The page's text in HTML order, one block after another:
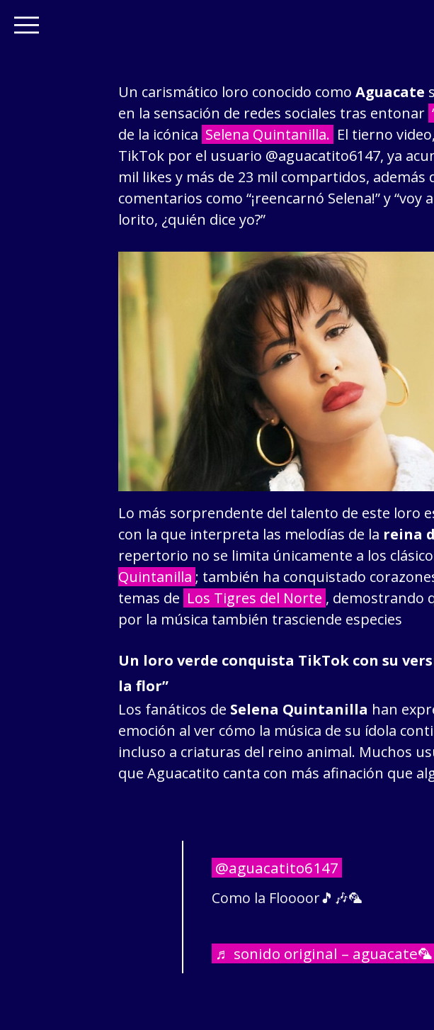
Un carismático loro conocido como Aguacate
en la sensación de redes sociales tras entonar
de la icónica Selena Quintanilla. El tierno
TikTok por el usuario @aguacatito6147, ya
mil likes y más de 23 mil compartidos, además
comentarios como “¡reencarnó Selena!” y “voy
lorito, ¿quién dice yo?”
Lo más sorprendente del talento de este loro
con la que interpreta las melodías de la reina
repertorio no se limita únicamente a los
Quintanilla ; también ha conquistado
temas de Los Tigres del Norte , demostrando
por la música también trasciende especies
Un loro verde conquista TikTok con su
la flor”
Los fanáticos de Selena Quintanilla han
emoción al ver cómo la música de su ídola
incluso a criaturas del reino animal. Muchos
que Aguacatito canta con más afinación que
@aguacatito6147
Como la Floooor🎵🎶🦜
♬ sonido original – aguacate🦜